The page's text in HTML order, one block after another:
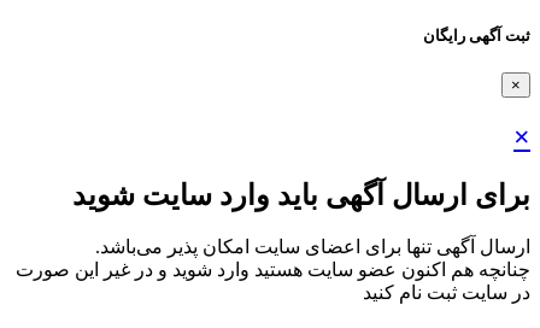
ثبت آگهی رایگان
×
×
برای ارسال آگهی باید وارد سایت شوید
ارسال آگهی تنها برای اعضای سایت امکان پذیر می‌باشد.
چنانچه هم‌ اکنون عضو سایت هستید وارد شوید و در غیر این صورت
در سایت ثبت نام کنید